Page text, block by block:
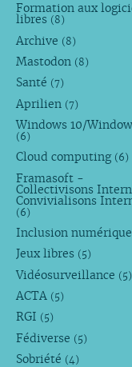
Formation aux
libres (8)
Archive (8)
Mastodon (8)
Santé (7)
Aprilien (7)
Windows 10/
(6)
Cloud computing (6)
Framasoft -
Collectivisons
Convivialisons
(6)
Inclusion numérique
Jeux libres (5)
Vidéosurveillance (5)
ACTA (5)
RGI (5)
Fédiverse (5)
Sobriété (4)